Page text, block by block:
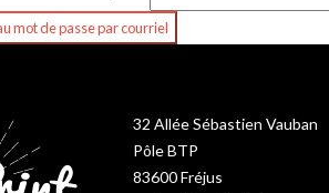
32 Allée Sébastien Vauban
Pôle BTP
83600 Fréjus